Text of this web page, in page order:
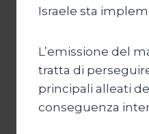
Israele sta
L’emissione del
tratta di
principali alleati
conseguenza